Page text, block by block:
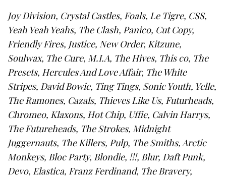
Joy Division, Crystal Castles, Foals, Le Tigre, CSS,
Yeah Yeah Yeahs, The Clash, Panico, Cut Copy,
Friendly Fires, Justice, New Order, Kitzune,
Soulwax, The Cure, M.I.A, The Hives, This co, The
Presets, Hercules And Love Affair, The White
Stripes, David Bowie, Ting Tings, Sonic Youth, Yelle,
The Ramones, Cazals, Thieves Like Us, Futurheads,
Chromeo, Klaxons, Hot Chip, Uffie, Calvin Harrys,
The Futureheads, The Strokes, Midnight
Juggernauts, The Killers, Pulp, The Smiths, Arctic
Monkeys, Bloc Party, Blondie, !!!, Blur, Daft Punk,
Devo, Elastica, Franz Ferdinand, The Bravery,